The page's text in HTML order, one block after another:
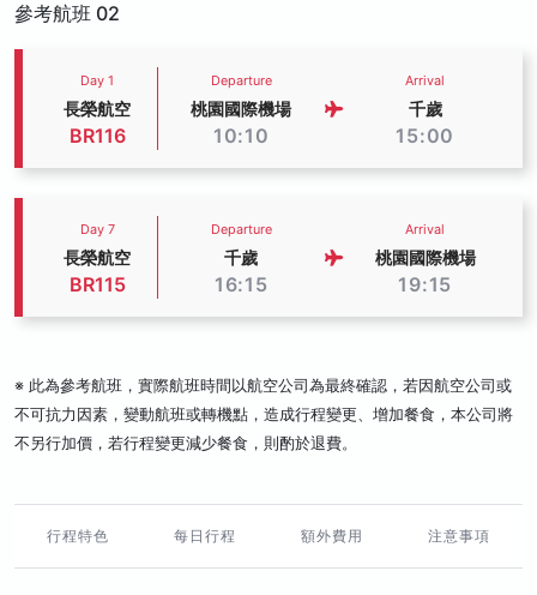
參考航班 02
Day 1
長榮航空
BR116
Departure
桃園國際機場
10:10
Arrival
千歲
15:00
Day 7
長榮航空
BR115
Departure
千歲
16:15
Arrival
桃園國際機場
19:15
※ 此為參考航班，實際航班時間以航空公司為最終確認，若因航空公司或
不可抗力因素，變動航班或轉機點，造成行程變更、增加餐食，本公司將
不另行加價，若行程變更減少餐食，則酌於退費。
行程特色 每日行程 額外費用 注意事項